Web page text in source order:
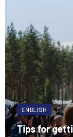
ENGLISH
Tips for